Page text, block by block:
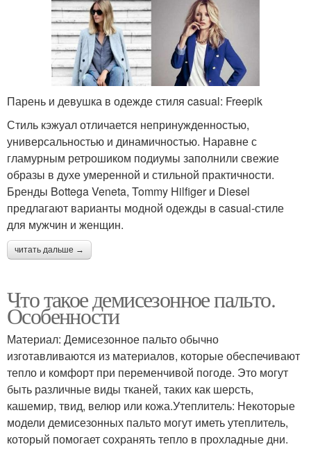
Парень и девушка в одежде стиля casual: Freepik
Стиль кэжуал отличается непринужденностью,
универсальностью и динамичностью. Наравне с
гламурным ретрошиком подиумы заполнили свежие
образы в духе умеренной и стильной практичности.
Бренды Bottega Veneta, Tommy Hilfiger и Diesel
предлагают варианты модной одежды в casual-стиле
для мужчин и женщин.
читать дальше →
Что такое демисезонное пальто.
Особенности
Материал: Демисезонное пальто обычно
изготавливаются из материалов, которые обеспечивают
тепло и комфорт при переменчивой погоде. Это могут
быть различные виды тканей, таких как шерсть,
кашемир, твид, велюр или кожа.Утеплитель: Некоторые
модели демисезонных пальто могут иметь утеплитель,
который помогает сохранять тепло в прохладные дни.